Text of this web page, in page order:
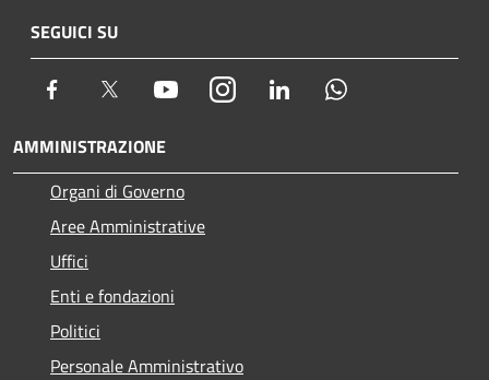
SEGUICI SU
Facebook Twitter YoutubeInstagram LinkedIn
AMMINISTRAZIONE
Organi di Governo
Aree Amministrative
Uffici
Enti e fondazioni
Politici
Personale Amministrativo